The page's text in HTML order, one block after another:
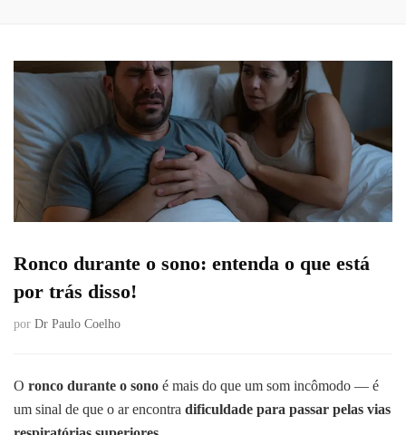
Ronco durante o sono: entenda o que está
por trás disso!
por Dr Paulo Coelho
O ronco durante o sono é mais do que um som incômodo — é
um sinal de que o ar encontra dificuldade para passar pelas vias